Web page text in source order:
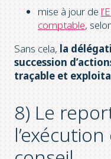
mise à jour de
comptable,
Sans cela, la
succession
traçable et
8) Le